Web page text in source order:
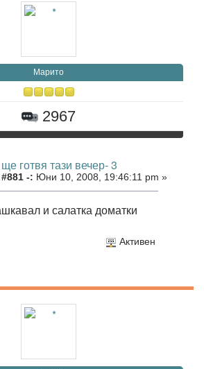
Марито
2967
готвя тази вечер- 3
-: Юни 10, 2008, 19:46:11 pm »
и салатка доматки
Активен